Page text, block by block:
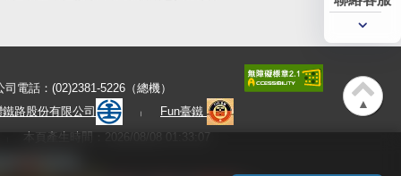
司電話：(02)2381-5226（總機）
路股份有限公司
Fun臺鐵
本頁產生時間：2026/08/08 01:33:07
常用
▲